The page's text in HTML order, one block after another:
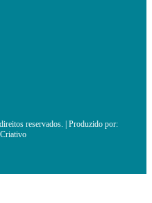
reservados. | Produzido por: